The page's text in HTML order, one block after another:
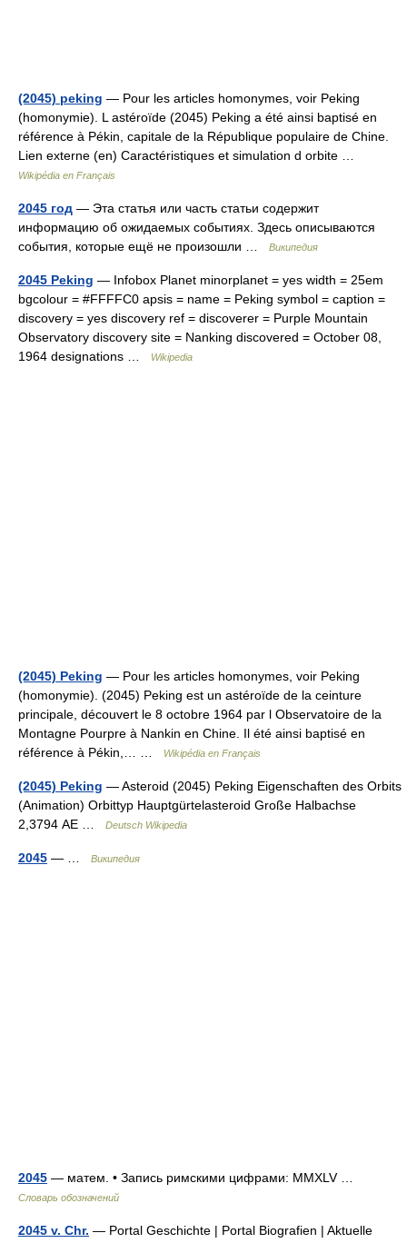
(2045) peking — Pour les articles homonymes, voir Peking
(homonymie). L astéroïde (2045) Peking a été ainsi baptisé en
référence à Pékin, capitale de la République populaire de Chine.
Lien externe (en) Caractéristiques et simulation d orbite …
Wikipédia en Français
2045 год — Эта статья или часть статьи содержит
информацию об ожидаемых событиях. Здесь описываются
события, которые ещё не произошли …
Википедия
2045 Peking — Infobox Planet minorplanet = yes width = 25em
bgcolour = #FFFFC0 apsis = name = Peking symbol = caption =
discovery = yes discovery ref = discoverer = Purple Mountain
Observatory discovery site = Nanking discovered = October 08,
1964 designations …
Wikipedia
(2045) Peking — Pour les articles homonymes, voir Peking
(homonymie). (2045) Peking est un astéroïde de la ceinture
principale, découvert le 8 octobre 1964 par l Observatoire de la
Montagne Pourpre à Nankin en Chine. Il été ainsi baptisé en
référence à Pékin,… …
Wikipédia en Français
(2045) Peking — Asteroid (2045) Peking Eigenschaften des Orbits
(Animation) Orbittyp Hauptgürtelasteroid Große Halbachse
2,3794 AE …
Deutsch Wikipedia
2045 — … Википедия
2045 — матем. • Запись римскими цифрами: MMXLV …
Словарь обозначений
2045 v. Chr. — Portal Geschichte | Portal Biografien | Aktuelle